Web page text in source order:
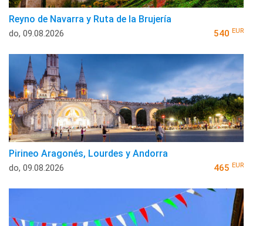
Reyno de Navarra y Ruta de la Brujería
do, 09.08.2026 540 EUR
Pirineo Aragonés, Lourdes y Andorra
do, 09.08.2026 465 EUR